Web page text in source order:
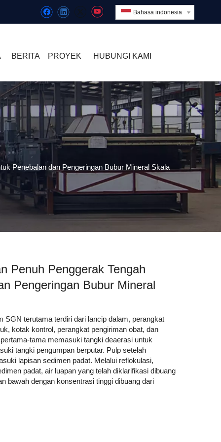
Bahasa indonesia
BERITA PROYEK HUBUNGI KAMI
Penebalan dan Pengeringan Bubur Mineral Skala
Penuh Penggerak Tengah
Pengeringan Bubur Mineral
SGN terutama terdiri dari lancip dalam, perangkat
kotak kontrol, perangkat pengiriman obat, dan
tama memasuki tangki deaerasi untuk
tangki pengumpan berputar. Pulp setelah
lapisan sedimen padat. Melalui reflokulasi,
padat, air luapan yang telah diklarifikasi dibuang
bawah dengan konsentrasi tinggi dibuang dari